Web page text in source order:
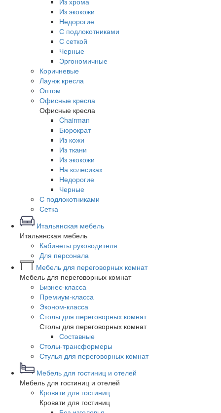
Из экокожи
Недорогие
С подлокотниками
С сеткой
Черные
Эргономичные
Коричневые
Лаунж кресла
Оптом
Офисные кресла
Офисные кресла
Chairman
Бюрократ
Из кожи
Из ткани
Из экокожи
На колесиках
Недорогие
Черные
С подлокотниками
Сетка
Итальянская мебель
Итальянская мебель
Кабинеты руководителя
Для персонала
Мебель для переговорных комнат
Мебель для переговорных комнат
Бизнес-класса
Премиум-класса
Эконом-класса
Столы для переговорных комнат
Столы для переговорных комнат
Составные
Столы-трансформеры
Стулья для переговорных комнат
Мебель для гостиниц и отелей
Мебель для гостиниц и отелей
Кровати для гостиниц
Кровати для гостиниц